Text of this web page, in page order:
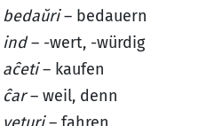
bedaŭri– bedauern
ind– -wert, -würdig
aĉeti– kaufen
ĉar– weil, denn